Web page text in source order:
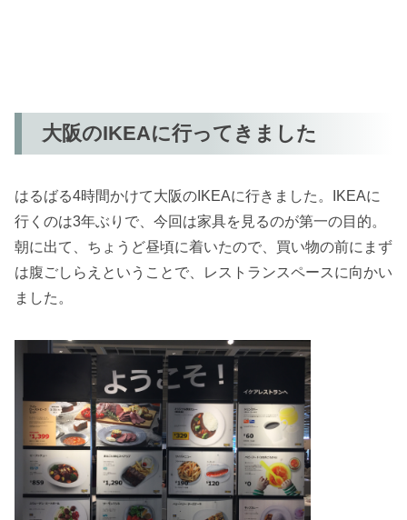
大阪のIKEAに行ってきました
はるばる4時間かけて大阪のIKEAに行きました。IKEAに
行くのは3年ぶりで、今回は家具を見るのが第一の目的。
朝に出て、ちょうど昼頃に着いたので、買い物の前にまず
は腹ごしらえということで、レストランスペースに向かい
ました。